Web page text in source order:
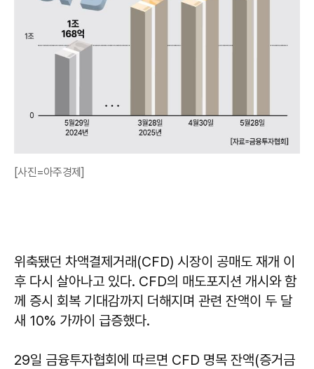
[사진=아주경제]
위축됐던 차액결제거래(CFD) 시장이 공매도 재개 이
후 다시 살아나고 있다. CFD의 매도포지션 개시와 함
께 증시 회복 기대감까지 더해지며 관련 잔액이 두 달
새 10% 가까이 급증했다.
29일 금융투자협회에 따르면 CFD 명목 잔액(증거금